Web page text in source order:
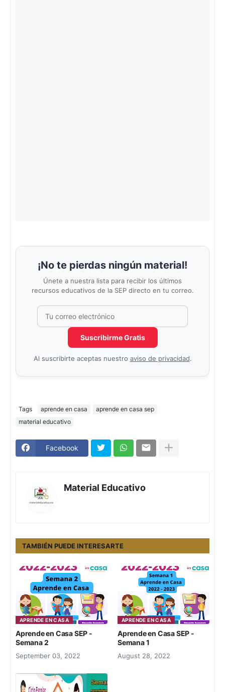
¡No te pierdas ningún material!
Únete a nuestra lista para recibir los últimos
recursos educativos de la SEP directo en tu correo.
No completar este campo
Suscribirme Gratis
Al suscribirte aceptas nuestro aviso de privacidad.
Tags aprende en casa
aprende en casa sep
material educativo
Facebook
Material Educativo
TAMBIÉN PUEDE INTERESARTE
APRENDE EN CASA
Aprende en Casa SEP -
Semana 2
September 03, 2022
APRENDE EN CASA
Aprende en Casa SEP -
Semana 1
August 28, 2022